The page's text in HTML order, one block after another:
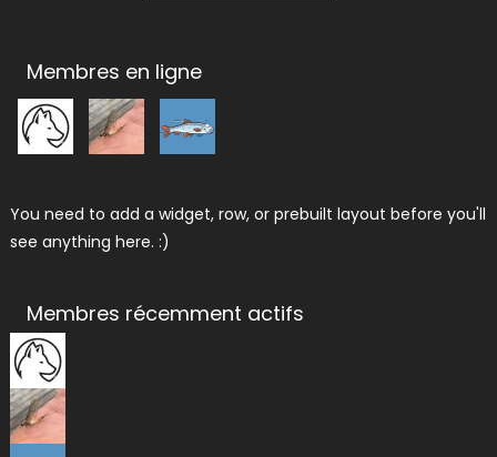
Membres en ligne
You need to add a widget, row, or prebuilt layout before you'll
see anything here. :)
Membres récemment actifs